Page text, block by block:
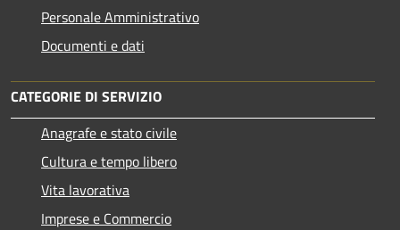
Personale Amministrativo
Documenti e dati
CATEGORIE DI SERVIZIO
Anagrafe e stato civile
Cultura e tempo libero
Vita lavorativa
Imprese e Commercio